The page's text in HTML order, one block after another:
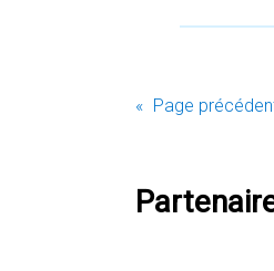
« Page